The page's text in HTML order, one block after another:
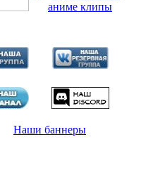
Наши баннеры